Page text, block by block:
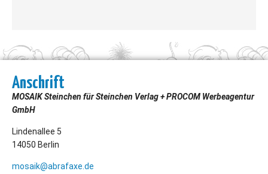
Anschrift
MOSAIK Steinchen für Steinchen Verlag + PROCOM Werbeagentur
GmbH
Lindenallee 5
14050 Berlin
mosaik@abrafaxe.de